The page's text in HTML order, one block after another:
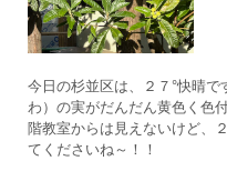
今日の杉並区は、２７°快晴
わ）の実がだんだん黄色く色
階教室からは見えないけど、
てくださいね～！！